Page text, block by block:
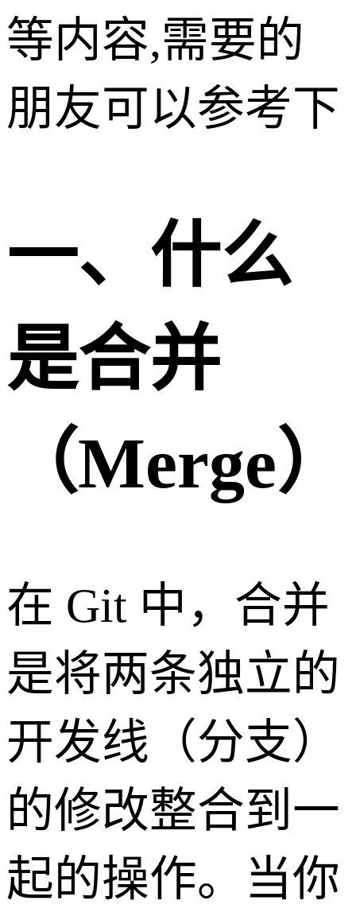
等内容,需要的
朋友可以参考下
一、什么
是合并
（Merge）
在 Git 中，合并
是将两条独立的
开发线（分支）
的修改整合到一
起的操作。当你